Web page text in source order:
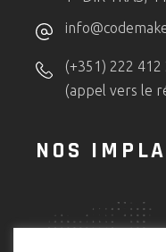
(+351) 222 412
(appel vers le
NOS